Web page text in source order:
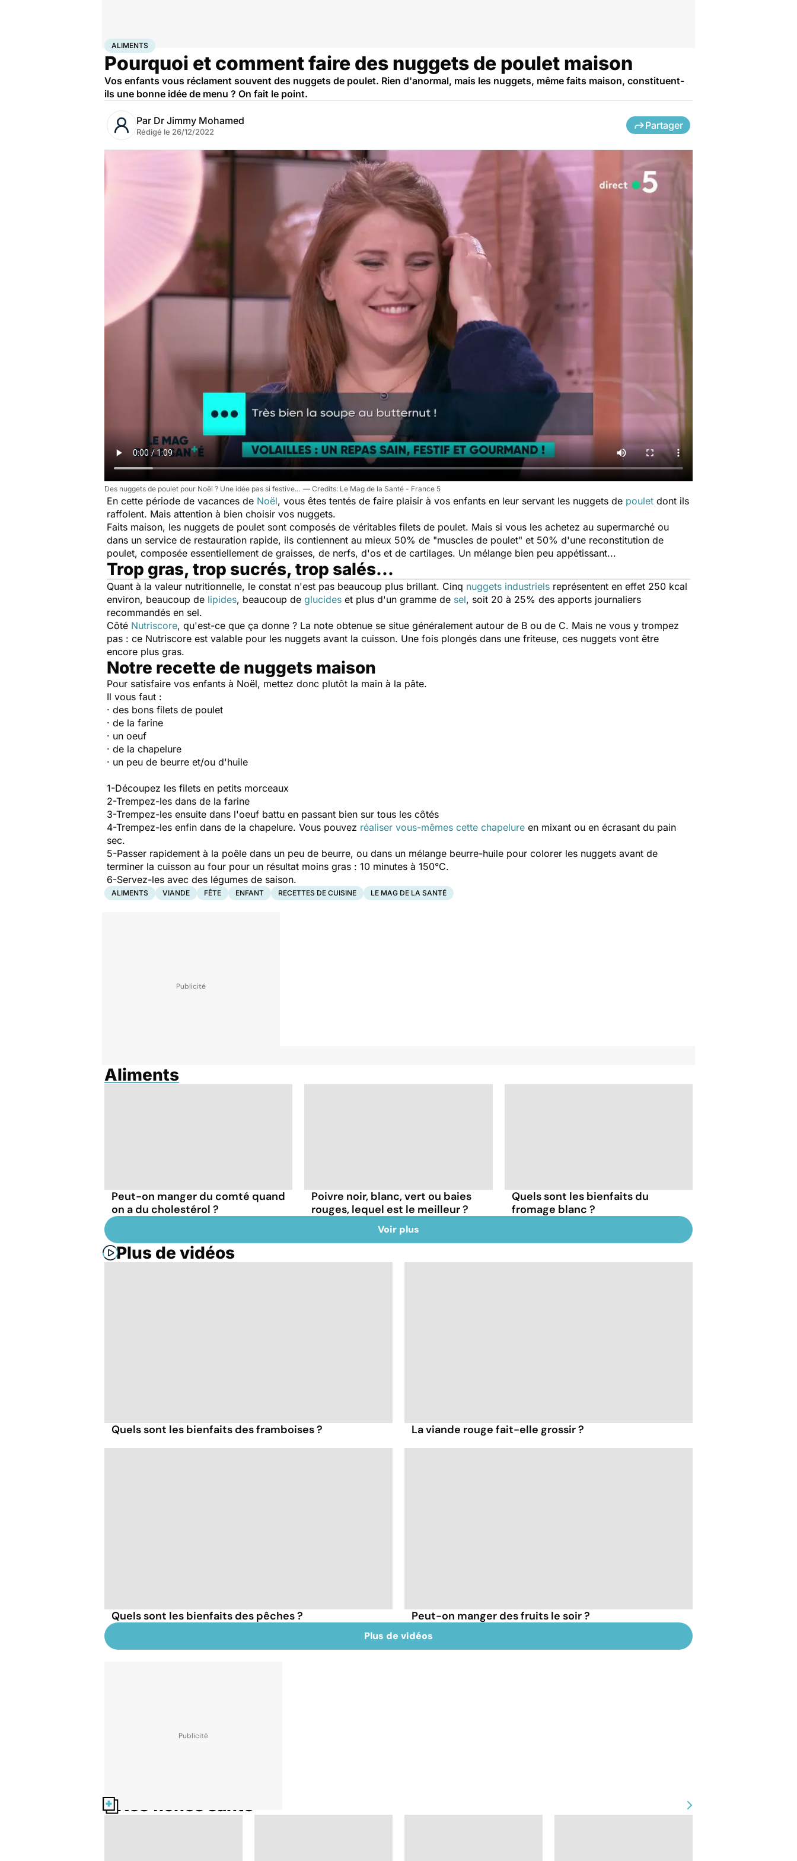
AccueilBien-être
ALIMENTS
Pourquoi et comment faire des nuggets de poulet maison
Vos enfants vous réclament souvent des nuggets de poulet. Rien d'anormal, mais les nuggets, même faits maison, constituent-
ils une bonne idée de menu ? On fait le point.
Par Dr Jimmy Mohamed
Rédigé le 26/12/2022
Partager
Des nuggets de poulet pour Noël ? Une idée pas si festive... Le Mag de la Santé - France 5
En cette période de vacances de Noël, vous êtes tentés de faire plaisir à vos enfants en leur servant les nuggets de poulet dont ils
raffolent. Mais attention à bien choisir vos nuggets.
Faits maison, les nuggets de poulet sont composés de véritables filets de poulet. Mais si vous les achetez au supermarché ou
dans un service de restauration rapide, ils contiennent au mieux 50% de "muscles de poulet" et 50% d'une reconstitution de
poulet, composée essentiellement de graisses, de nerfs, d'os et de cartilages. Un mélange bien peu appétissant...
Trop gras, trop sucrés, trop salés...
Quant à la valeur nutritionnelle, le constat n'est pas beaucoup plus brillant. Cinq nuggets industriels représentent en effet 250 kcal
environ, beaucoup de lipides, beaucoup de glucides et plus d'un gramme de sel, soit 20 à 25% des apports journaliers
recommandés en sel.
Côté Nutriscore, qu'est-ce que ça donne ? La note obtenue se situe généralement autour de B ou de C. Mais ne vous y trompez
pas : ce Nutriscore est valable pour les nuggets avant la cuisson. Une fois plongés dans une friteuse, ces nuggets vont être
encore plus gras.
Notre recette de nuggets maison
Pour satisfaire vos enfants à Noël, mettez donc plutôt la main à la pâte.
Il vous faut :
· des bons filets de poulet
· de la farine
· un oeuf
· de la chapelure
· un peu de beurre et/ou d'huile
1-Découpez les filets en petits morceaux
2-Trempez-les dans de la farine
3-Trempez-les ensuite dans l'oeuf battu en passant bien sur tous les côtés
4-Trempez-les enfin dans de la chapelure. Vous pouvez réaliser vous-mêmes cette chapelure en mixant ou en écrasant du pain
sec.
5-Passer rapidement à la poêle dans un peu de beurre, ou dans un mélange beurre-huile pour colorer les nuggets avant de
terminer la cuisson au four pour un résultat moins gras : 10 minutes à 150°C.
6-Servez-les avec des légumes de saison.
ALIMENTS VIANDE FÊTE ENFANT RECETTES DE CUISINE LE MAG DE LA SANTÉ
Aliments
Peut-on manger du comté quand
on a du cholestérol ?
Poivre noir, blanc, vert ou baies
rouges, lequel est le meilleur ?
Quels sont les bienfaits du
fromage blanc ?
Voir plus
Plus de vidéos
Quels sont les bienfaits des framboises ? La viande rouge fait-elle grossir ?
Quels sont les bienfaits des pêches ? Peut-on manger des fruits le soir ?
Plus de vidéos
Nos fiches santé